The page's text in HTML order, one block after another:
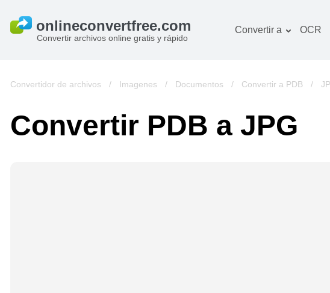
Convertir archivos online gratis y rápido
Convertir a
Imagines
Libros
OCR
Convertidor de archivos / Imagenes / Documentos / Convertir a PDB /
Convertir PDB a JPG